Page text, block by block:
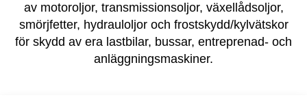
av motoroljor, transmissionsoljor, växellådsoljor,
smörjfetter, hydrauloljor och frostskydd/kylvätskor
för skydd av era lastbilar, bussar, entreprenad- och
anläggningsmaskiner.